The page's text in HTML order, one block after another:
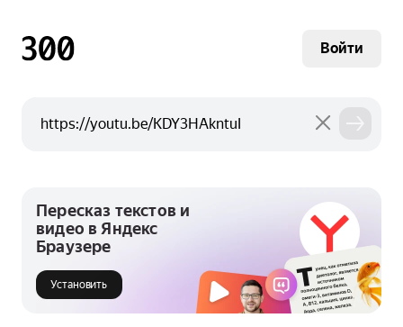
Пересказ текстов и
видео в Яндекс
Браузере
Установить
Войти